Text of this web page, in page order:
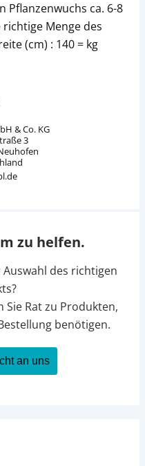
Pflanzenwuchs ca. 6-8
Menge des
(cm) : 140 = kg
& Co. KG
3
zu helfen.
des richtigen
Sie Rat zu Produkten,
benötigen.
an uns